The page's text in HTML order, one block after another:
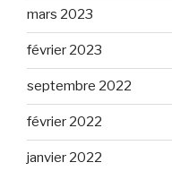
mars 2023
février 2023
septembre 2022
février 2022
janvier 2022